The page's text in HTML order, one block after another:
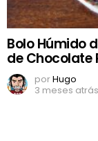
Bolo Húmido
de Chocolate
porHugo
3 meses atrás